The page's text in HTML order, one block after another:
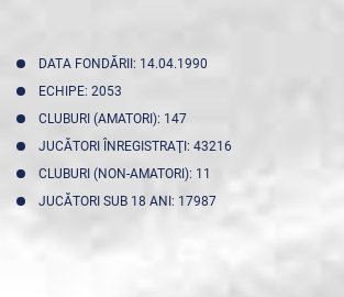
DATA FONDĂRII: 14.04.1990
ECHIPE: 2053
CLUBURI (AMATORI): 147
JUCĂTORI ÎNREGISTRAŢI: 43216
CLUBURI (NON-AMATORI): 11
JUCĂTORI SUB 18 ANI: 17987